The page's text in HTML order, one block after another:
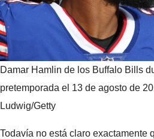
Damar Hamlin de los Buffalo Bills
pretemporada el 13 de agosto de
Ludwig/Getty
Todavía no está claro exactamente